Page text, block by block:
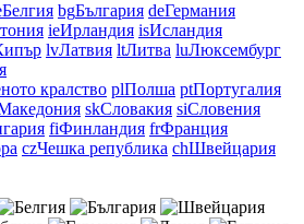
Белгия bgБългария deГермания
ieИрландия isИсландия
lvЛатвия ltЛитва luЛюксембург
кралство plПолша ptПортугалия
skСловакия siСловения
fiФинландия frФранция
czЧешка република chШвейцария